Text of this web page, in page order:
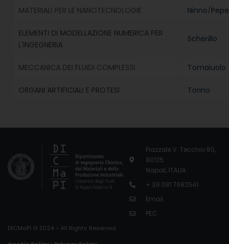
MATERIALI PER LE NANOTECNOLOGIE Ninno/Pepe
ELEMENTI DI MODELLAZIONE NUMERICA PER
L'INGEGNERIA
Scherillo
MECCANICA DEI FLUIDI COMPLESSI Tomaiuolo
ORGANI ARTIFICIALI E PROTESI Torino
DICMaPi © 2024 – All Rights Reserved
Piazzale V. Tecchio 80,
80125
Napoli, ITALIA
+ 39 081 7682541
Email
PEC